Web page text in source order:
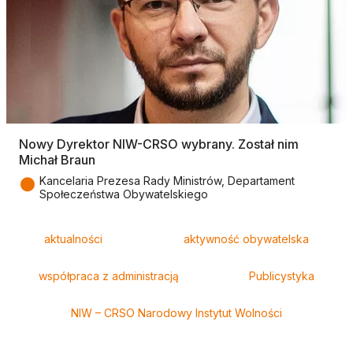
Nowy Dyrektor NIW-CRSO wybrany. Został nim
Michał Braun
● Kancelaria Prezesa Rady Ministrów, Departament
Społeczeństwa Obywatelskiego
aktualności aktywność obywatelska
współpraca z administracją Publicystyka
NIW – CRSO Narodowy Instytut Wolności